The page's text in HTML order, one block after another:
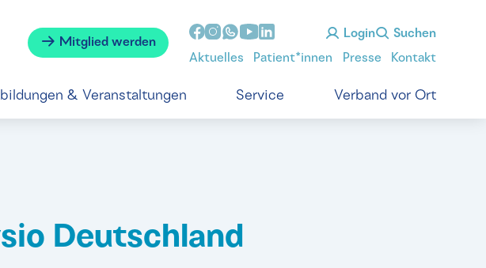
Mitglied werden
Login Suchen
Aktuelles Patient*innen Presse Kontakt
& Veranstaltungen Service Verband vor Ort
Deutschland